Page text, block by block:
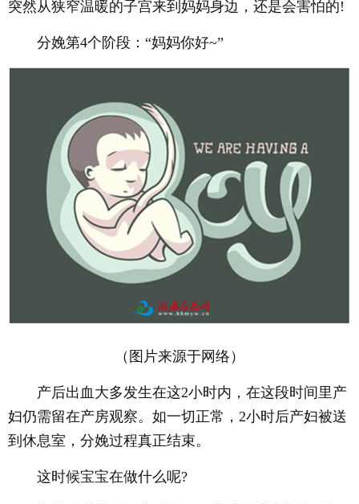
突然从狭窄温暖的子宫来到妈妈身边，还是会害怕的!
分娩第4个阶段：“妈妈你好~”
（图片来源于网络）
产后出血大多发生在这2小时内，在这段时间里产
妇仍需留在产房观察。如一切正常，2小时后产妇被送
到休息室，分娩过程真正结束。
这时候宝宝在做什么呢?